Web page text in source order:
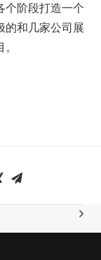
个阶段打造一个
的和几家公司展